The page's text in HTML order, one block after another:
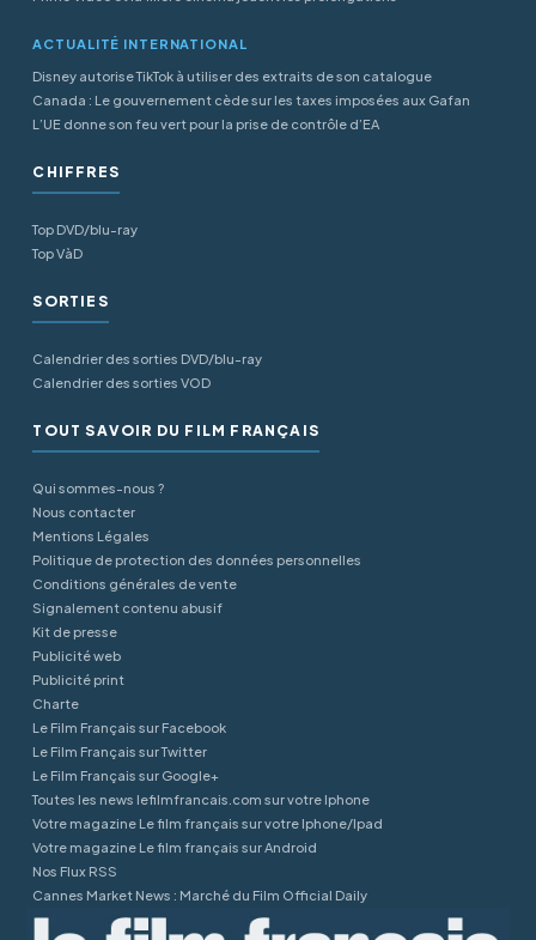
ACTUALITÉ INTERNATIONAL
Disney autorise TikTok à utiliser des extraits de son catalogue
Canada : Le gouvernement cède sur les taxes imposées aux Gafan
L’UE donne son feu vert pour la prise de contrôle d’EA
CHIFFRES
Top DVD/blu-ray
Top VàD
SORTIES
Calendrier des sorties DVD/blu-ray
Calendrier des sorties VOD
TOUT SAVOIR DU FILM FRANÇAIS
Qui sommes-nous ?
Nous contacter
Mentions Légales
Politique de protection des données personnelles
Conditions générales de vente
Signalement contenu abusif
Kit de presse
Publicité web
Publicité print
Charte
Le Film Français sur Facebook
Le Film Français sur Twitter
Le Film Français sur Google+
Toutes les news lefilmfrancais.com sur votre Iphone
Votre magazine Le film français sur votre Iphone/Ipad
Votre magazine Le film français sur Android
Nos Flux RSS
Cannes Market News : Marché du Film Official Daily